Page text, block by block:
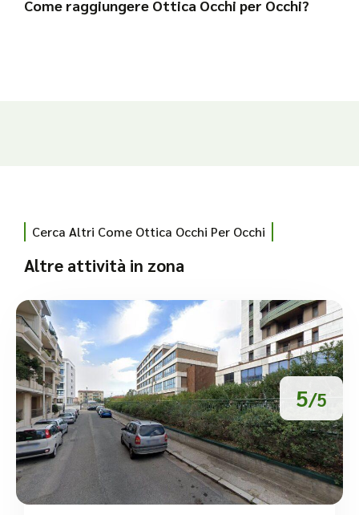
Come raggiungere Ottica Occhi per Occhi?
Cerca Altri Come Ottica Occhi Per Occhi
Altre attività in zona
5/5